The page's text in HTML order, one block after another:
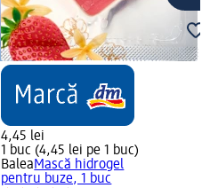
4,45 lei
1 buc (4,45 lei pe 1 buc)
BaleaMască hidrogel
pentru buze, 1 buc